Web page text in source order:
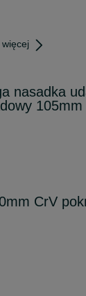
nasadka
CrV